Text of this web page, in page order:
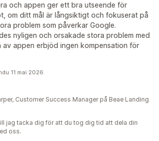
och appen ger ett bra utseende för
om ditt mål är långsiktigt och fokuserat på
problem som påverkar Google.
nyligen och orsakade stora problem med
av appen erbjöd ingen kompensation för
11 mai 2026
Customer Success Manager på Beae Landing
jag tacka dig för att du tog dig tid att dela din
oss.